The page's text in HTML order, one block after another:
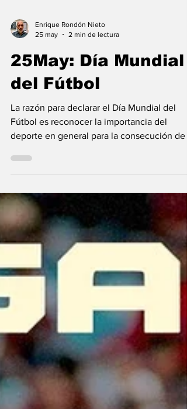
Enrique Rondón Nieto
25May: Día Mundial
del Fútbol
La razón para declarar el Día Mundial del
Fútbol es reconocer la importancia del
comunidades.